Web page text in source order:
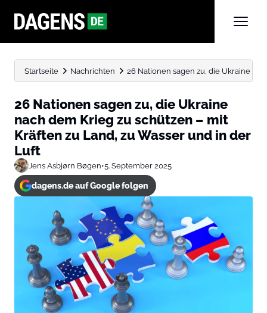
Startseite Nachrichten 26 Nationen sagen zu, die Ukraine
26 Nationen sagen zu, die Ukraine
nach dem Krieg zu schützen – mit
Kräften zu Land, zu Wasser und in der
Luft
Jens Asbjørn Bøgen•5. September 2025
dagens.de auf Google folgen